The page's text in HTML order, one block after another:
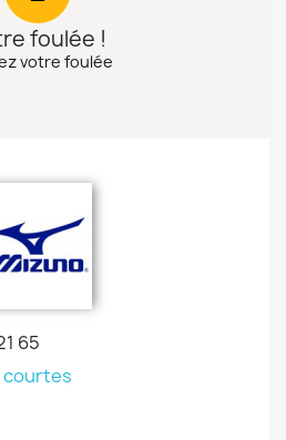
foulée !
votre foulée
65
courtes